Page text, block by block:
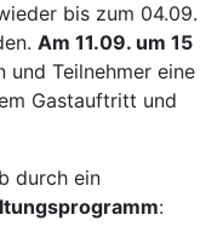
bis zum 04.09.
Am 11.09. um 15
und Teilnehmer eine
Gastauftritt und
durch ein
: